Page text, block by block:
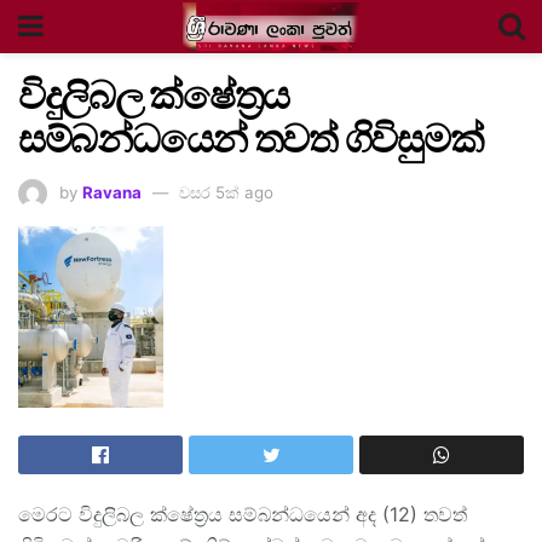
විදුලිබල ක්ෂේත්‍රය
සම්බන්ධයෙන් තවත් ගිවිසුමක්
by Ravana වසර 5ක් ago
මෙරට විදුලිබල ක්ෂේත්‍රය සම්බන්ධයෙන් අද (12) තවත්